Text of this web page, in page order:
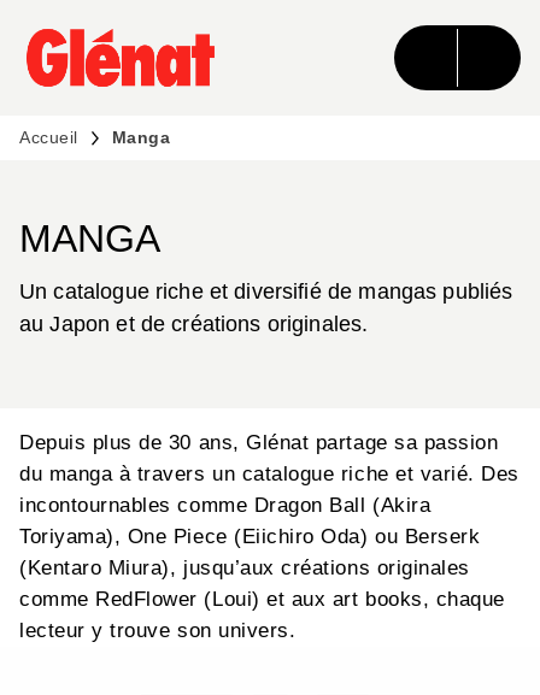
MENU RECHERCHE CONTENU
PIED DE PAGE
Accueil Manga
MANGA
Un catalogue riche et diversifié de mangas publiés
au Japon et de créations originales.
Depuis plus de 30 ans, Glénat partage sa passion
du manga à travers un catalogue riche et varié. Des
incontournables comme Dragon Ball (Akira
Toriyama), One Piece (Eiichiro Oda) ou Berserk
(Kentaro Miura), jusqu’aux créations originales
comme RedFlower (Loui) et aux art books, chaque
lecteur y trouve son univers.